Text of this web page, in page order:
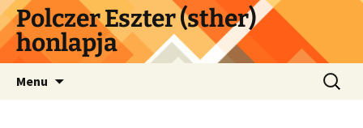
Skip
to
content
Polczer Eszter (sther)
honlapja
Menu
Search
for: